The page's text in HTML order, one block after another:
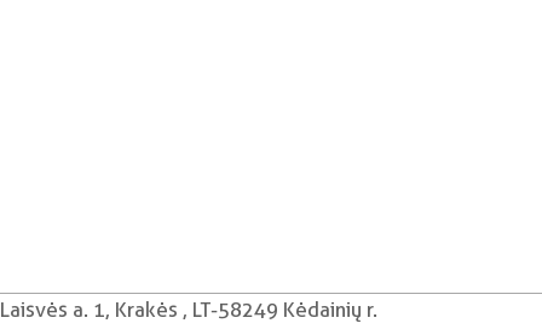
Laisvės a. 1, Krakės , LT-58249 Kėdainių r.